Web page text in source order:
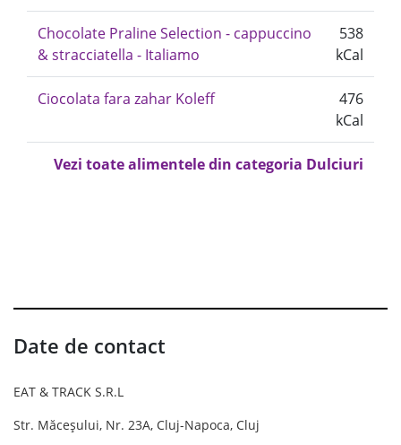
Chocolate Praline Selection - cappuccino
& stracciatella - Italiamo
538
kCal
Ciocolata fara zahar Koleff
476
kCal
Vezi toate alimentele din categoria Dulciuri
Date de contact
EAT & TRACK S.R.L
Str. Măceșului, Nr. 23A, Cluj-Napoca, Cluj